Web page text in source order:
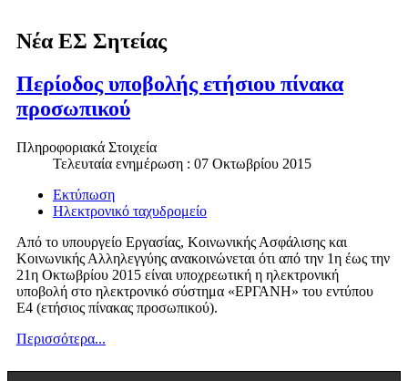
Νέα ΕΣ Σητείας
Περίοδος υποβολής ετήσιου πίνακα
προσωπικού
Πληροφοριακά Στοιχεία
Τελευταία ενημέρωση : 07 Οκτωβρίου 2015
Εκτύπωση
Ηλεκτρονικό ταχυδρομείο
Από το υπουργείο Εργασίας, Κοινωνικής Ασφάλισης και
Κοινωνικής Αλληλεγγύης ανακοινώνεται ότι από την 1η έως την
21η Οκτωβρίου 2015 είναι υποχρεωτική η ηλεκτρονική
υποβολή στο ηλεκτρονικό σύστημα «ΕΡΓΑΝΗ» του εντύπου
Ε4 (ετήσιος πίνακας προσωπικού).
Περισσότερα...